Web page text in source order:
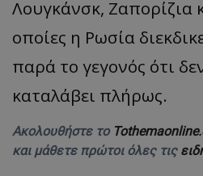
Λουγκάνσκ, Ζαπορίζια
οποίες η Ρωσία
παρά το γεγονός ότι
καταλάβει πλήρως.
Ακολουθήστε το
και μάθετε πρώτοι όλες τις